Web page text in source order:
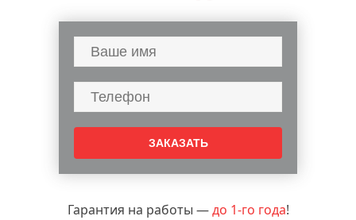
замена личинки замка двери
замена замка в китайской двери
установка дополнительного замка в
дверь
перекодировка замка входной двери
служба аварийного вскрытия замков и
дверей
врезка замка в металлическую дверь
Гарантия на работы —до 1-го года!